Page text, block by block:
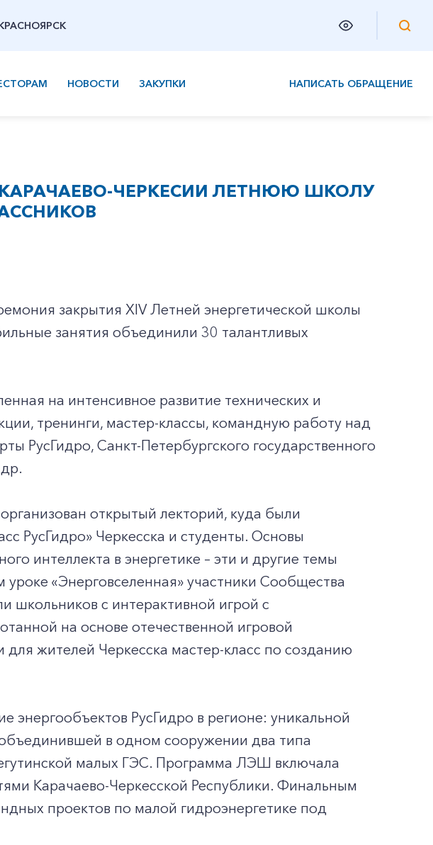
НОВОСТИ ЗАКУПКИ НАПИСАТЬ ОБРАЩЕНИЕ
ЧЕРКЕСИИ ЛЕТНЮЮ ШКОЛУ
закрытия XIV Летней энергетической школы
занятия объединили 30 талантливых
на интенсивное развитие технических и
тренинги, мастер-классы, командную работу над
РусГидро, Санкт-Петербургского государственного
открытый лекторий, куда были
РусГидро» Черкесска и студенты. Основы
интеллекта в энергетике – эти и другие темы
«Энерговселенная» участники Сообщества
школьников с интерактивной игрой с
на основе отечественной игровой
жителей Черкесска мастер-класс по созданию
РусГидро в регионе: уникальной
в одном сооружении два типа
малых ГЭС. Программа ЛЭШ включала
Карачаево-Черкесской Республики. Финальным
проектов по малой гидроэнергетике под